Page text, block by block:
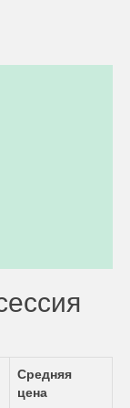
Средняя
цена